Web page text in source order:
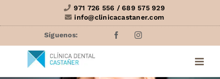
971 726 556 / 689 575 929
info@clinicacastaner.com
FacebookInstagram